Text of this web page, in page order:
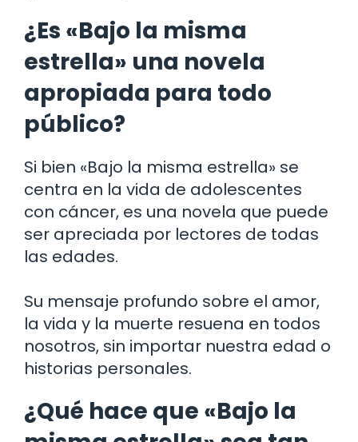
¿Es «Bajo la misma
estrella» una novela
apropiada para todo
público?
Si bien «Bajo la misma estrella» se
centra en la vida de adolescentes
con cáncer, es una novela que puede
ser apreciada por lectores de todas
las edades.
Su mensaje profundo sobre el amor,
la vida y la muerte resuena en todos
nosotros, sin importar nuestra edad o
historias personales.
¿Qué hace que «Bajo la